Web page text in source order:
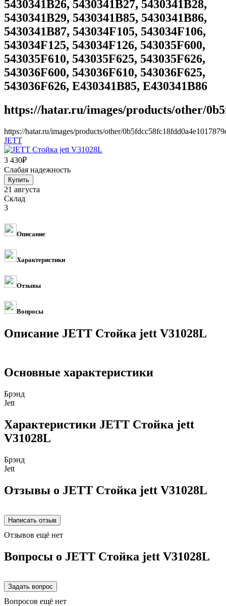
5430341B26, 5430341B27, 5430341B28,
5430341B29, 5430341B85, 5430341B86,
5430341B87, 543034F105, 543034F106,
543034F125, 543034F126, 543035F600,
543035F610, 543035F625, 543035F626,
543036F600, 543036F610, 543036F625,
543036F626, E430341B85, E430341B86
https://hatar.ru/images/products/other/
https://hatar.ru/images/products/other/
JETT
3 430₽
Слабая надежность
21 августа
Склад
3
Описание
Характеристики
Отзывы
Вопросы
Описание JETT Стойка jett V31028L
Основные характеристики
Брэнд
Jett
Характеристики JETT Стойка jett
V31028L
Брэнд
Jett
Отзывы о JETT Стойка jett V31028L
Отзывов ещё нет
Вопросы о JETT Стойка jett V31028L
Вопросов ещё нет